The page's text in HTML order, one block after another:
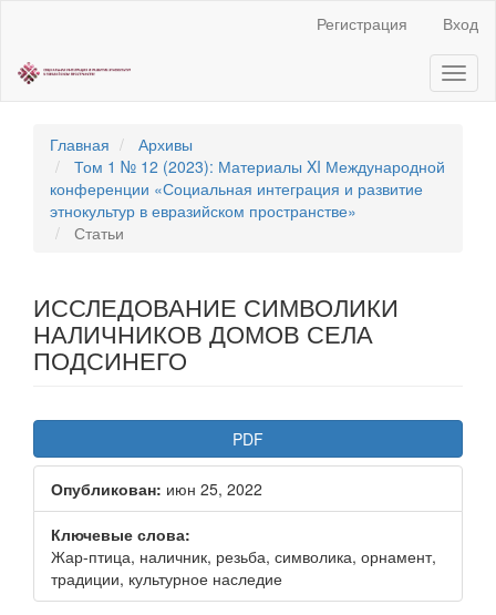
содержанию
страницы
навигация
Основное
содержание
Боковая
панель
Регистрация Вход
Главная
Архивы
Том 1 № 12 (2023): Материалы XI Международной
конференции «Социальная интеграция и развитие
этнокультур в евразийском пространстве»
Статьи
ИССЛЕДОВАНИЕ СИМВОЛИКИ
НАЛИЧНИКОВ ДОМОВ СЕЛА
ПОДСИНЕГО
Статья
боковой
панели
PDF
Опубликован: июн 25, 2022
Ключевые слова:
Жар-птица, наличник, резьба, символика, орнамент,
традиции, культурное наследие